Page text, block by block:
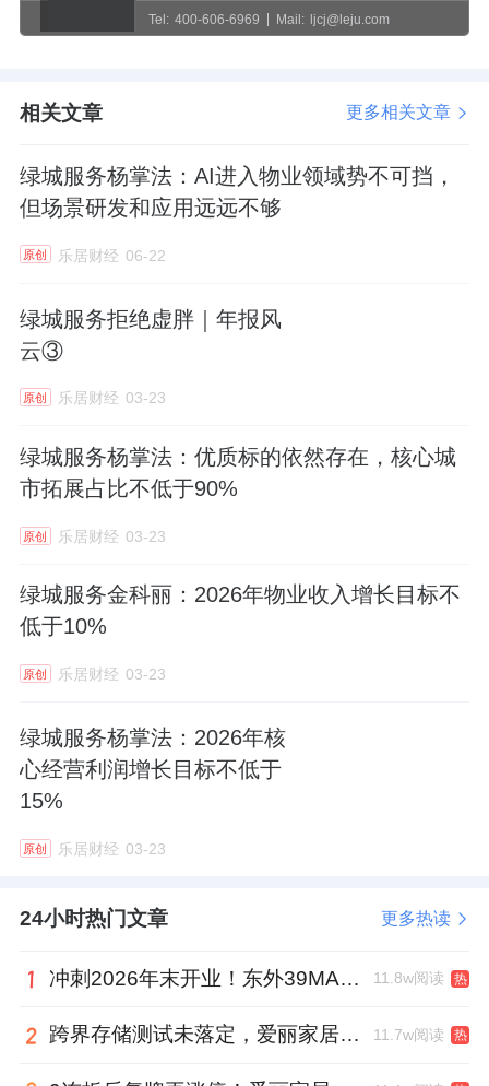
Tel: 400-606-6969 Mail: ljcj@leju.com
相关文章 更多相关文章
绿城服务杨掌法：AI进入物业领域势不可挡，
但场景研发和应用远远不够
原创 乐居财经 06-22
绿城服务拒绝虚胖｜年报风
云③
原创 乐居财经 03-23
绿城服务杨掌法：优质标的依然存在，核心城
市拓展占比不低于90%
原创 乐居财经 03-23
绿城服务金科丽：2026年物业收入增长目标不
低于10%
原创 乐居财经 03-23
绿城服务杨掌法：2026年核
心经营利润增长目标不低于
15%
原创 乐居财经 03-23
24小时热门文章 更多热读
冲刺2026年末开业！东外39MALL全球招商启幕，重构东直门商圈格局 11.8w阅读 热
跨界存储测试未落定，爱丽家居复牌前自揭多重风险 11.7w阅读 热